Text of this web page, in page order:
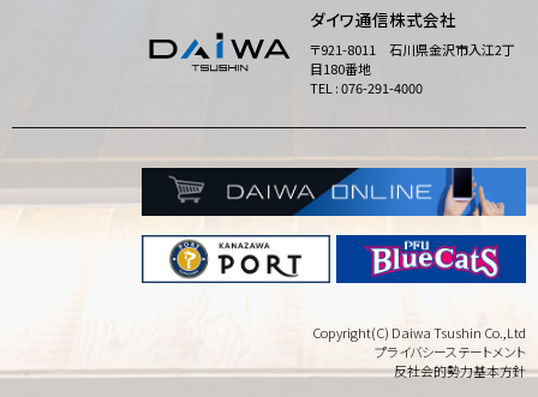
ダイワ通信株式会社
〒921-8011 石川県金沢市入江2丁
目180番地
TEL : 076-291-4000
Copyright(C) Daiwa Tsushin Co.,Ltd
プライバシーステートメント
反社会的勢力基本方針